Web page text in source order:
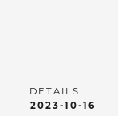
2023-10-16